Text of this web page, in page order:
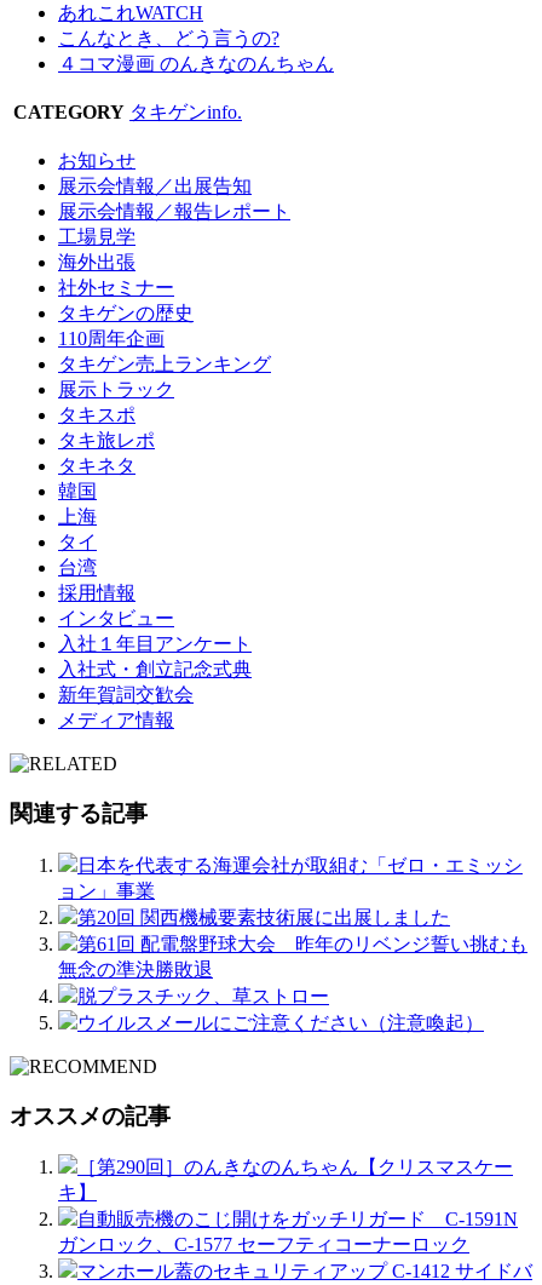
あれこれWATCH
こんなとき、どう言うの?
４コマ漫画 のんきなのんちゃん
CATEGORY タキゲンinfo.
お知らせ
展示会情報／出展告知
展示会情報／報告レポート
工場見学
海外出張
社外セミナー
タキゲンの歴史
110周年企画
タキゲン売上ランキング
展示トラック
タキスポ
タキ旅レポ
タキネタ
韓国
上海
タイ
台湾
採用情報
インタビュー
入社１年目アンケート
入社式・創立記念式典
新年賀詞交歓会
メディア情報
関連する記事
日本を代表する海運会社が取組む「ゼロ・エミッシ
ョン」事業
第20回 関西機械要素技術展に出展しました
第61回 配電盤野球大会 昨年のリベンジ誓い挑むも
無念の準決勝敗退
脱プラスチック、草ストロー
ウイルスメールにご注意ください（注意喚起）
オススメの記事
［第290回］のんきなのんちゃん【クリスマスケー
キ】
自動販売機のこじ開けをガッチリガード C-1591N
ガンロック、C-1577 セーフティコーナーロック
マンホール蓋のセキュリティアップ C-1412 サイドバ